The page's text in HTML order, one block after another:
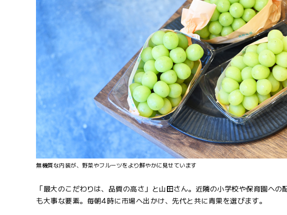
無機質な内装が、野菜やフルーツをより鮮やかに見せています
「最大のこだわりは、品質の高さ」と山田さん。近隣の小学校や保育園へ
も大事な要素。毎朝4時に市場へ出かけ、先代と共に青果を選びます。